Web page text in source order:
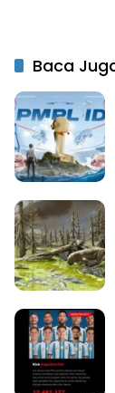
Baca